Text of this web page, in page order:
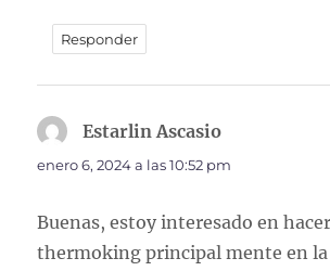
Responder
Estarlin Ascasio
enero 6, 2024 a las 10:52 pm
Buenas, estoy interesado en
thermoking principal mente en